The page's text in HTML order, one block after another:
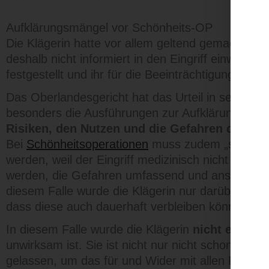
Aufklärungsmängel vor Schönheits-OP
Die Klägerin hatte vor allem geltend gemacht,
deshalb nicht informiert in den Eingriff
festgestellt und ihr für die Beeinträchtigungen
Das Oberlandesgericht hat das Urteil in seinem
besonders die Ausführungen zur Aufklärung.
Risiken, den Nutzen und die Gefahren des
Bei Schönheitsoperationen muss zudem
werden, weil der Eingriff medizinisch nicht
werden, die Gefahren umfassend und
diesem Falle wurde die Klägerin nur darüber
dass diese auch dauerhaft verbleiben können.
In diesem Falle wurde die Klägerin nicht einmal
unwirksam ist. Sie ist nicht nur nicht
gelassen, um das für und Wider mit allen